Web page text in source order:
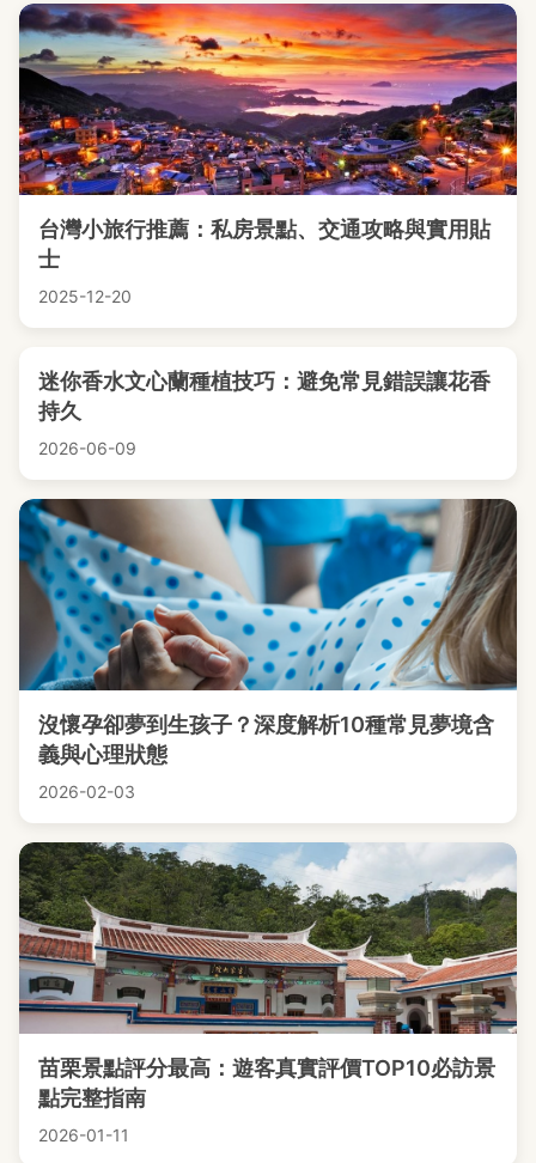
台灣小旅行推薦：私房景點、交通攻略與實用貼
士
2025-12-20
迷你香水文心蘭種植技巧：避免常見錯誤讓花香
持久
2026-06-09
沒懷孕卻夢到生孩子？深度解析10種常見夢境含
義與心理狀態
2026-02-03
苗栗景點評分最高：遊客真實評價TOP10必訪景
點完整指南
2026-01-11